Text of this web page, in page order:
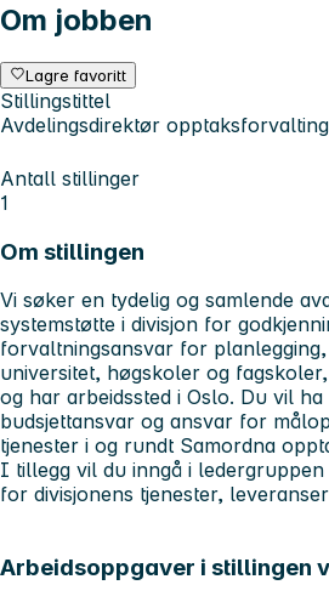
Om jobben
Lagre favoritt
Stillingstittel
Avdelingsdirektør
Antall stillinger
1
Om stillingen
Vi søker en tydelig og samlende
systemstøtte i divisjon for
forvaltningsansvar for
universitet, høgskoler og
og har arbeidssted i Oslo. Du vil
budsjettansvar og ansvar for
tjenester i og rundt Samordna
I tillegg vil du inngå i
for divisjonens tjenester,
Arbeidsoppgaver i stillingen